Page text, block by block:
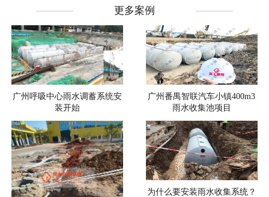
更多案例
广州呼吸中心雨水调蓄系统安
装开始
广州番禺智联汽车小镇400m3
雨水收集池项目
为什么要安装雨水收集系统？